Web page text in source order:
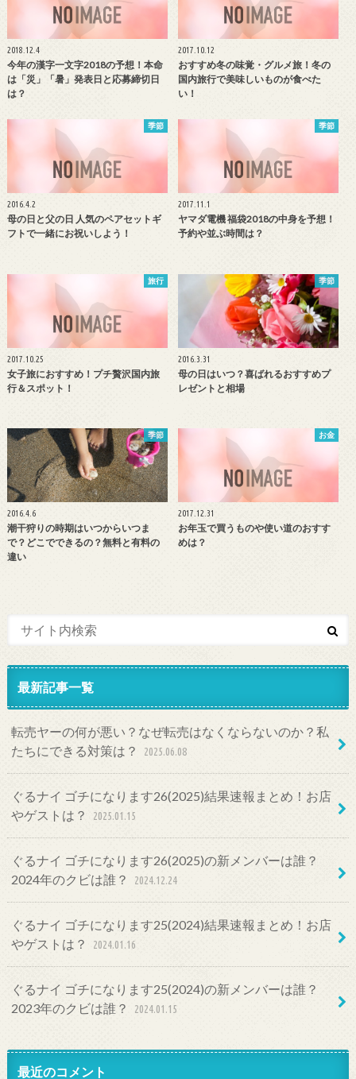
2018.12.4
今年の漢字一文字2018の予想！本命
は「災」「暑」発表日と応募締切日
は？
2017.10.12
おすすめ冬の味覚・グルメ旅！冬の
国内旅行で美味しいものが食べた
い！
季節
2016.4.2
母の日と父の日 人気のペアセットギ
フトで一緒にお祝いしよう！
季節
2017.11.1
ヤマダ電機 福袋2018の中身を予想！
予約や並ぶ時間は？
旅行
2017.10.25
女子旅におすすめ！プチ贅沢国内旅
行＆スポット！
季節
2016.3.31
母の日はいつ？喜ばれるおすすめプ
レゼントと相場
季節
2016.4.6
潮干狩りの時期はいつからいつま
で？どこでできるの？無料と有料の
違い
お金
2017.12.31
お年玉で買うものや使い道のおすす
めは？
最新記事一覧
転売ヤーの何が悪い？なぜ転売はなくならないのか？私
たちにできる対策は？
2025.06.08
ぐるナイ ゴチになります26(2025)結果速報まとめ！お店
やゲストは？
2025.01.15
ぐるナイ ゴチになります26(2025)の新メンバーは誰？
2024年のクビは誰？
2024.12.24
ぐるナイ ゴチになります25(2024)結果速報まとめ！お店
やゲストは？
2024.01.16
ぐるナイ ゴチになります25(2024)の新メンバーは誰？
2023年のクビは誰？
2024.01.15
最近のコメント